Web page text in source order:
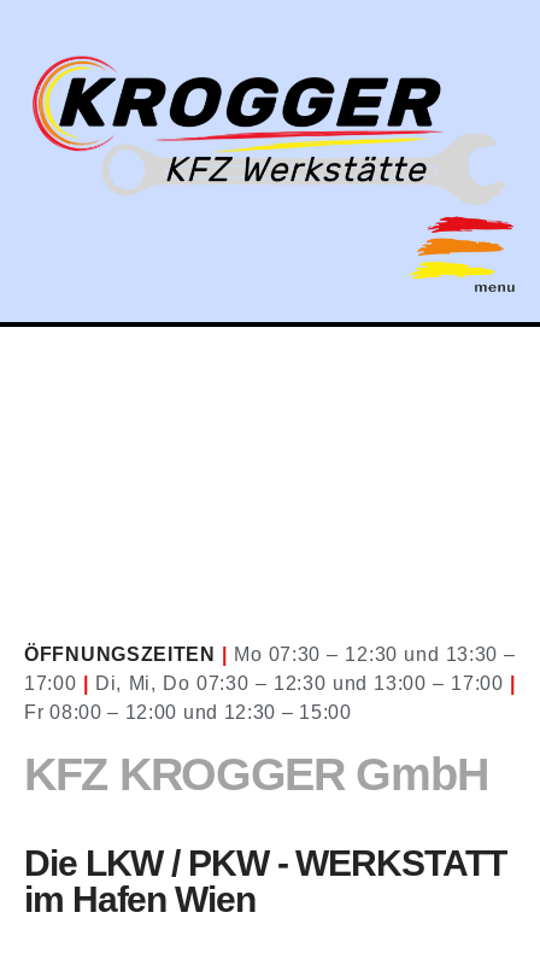
ÖFFNUNGSZEITEN
Mo 07:30 – 12:30 und 13:30 –
17:00
Di, Mi, Do 07:30 – 12:30 und 13:00 – 17:00
Fr 08:00 – 12:00 und 12:30 – 15:00
KFZ KROGGER GmbH
Die LKW / PKW - WERKSTATT
im Hafen Wien